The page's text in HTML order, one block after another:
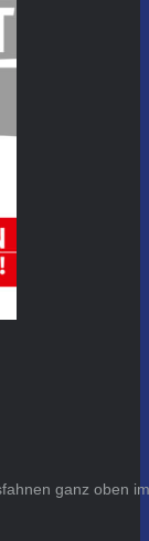
ganz oben